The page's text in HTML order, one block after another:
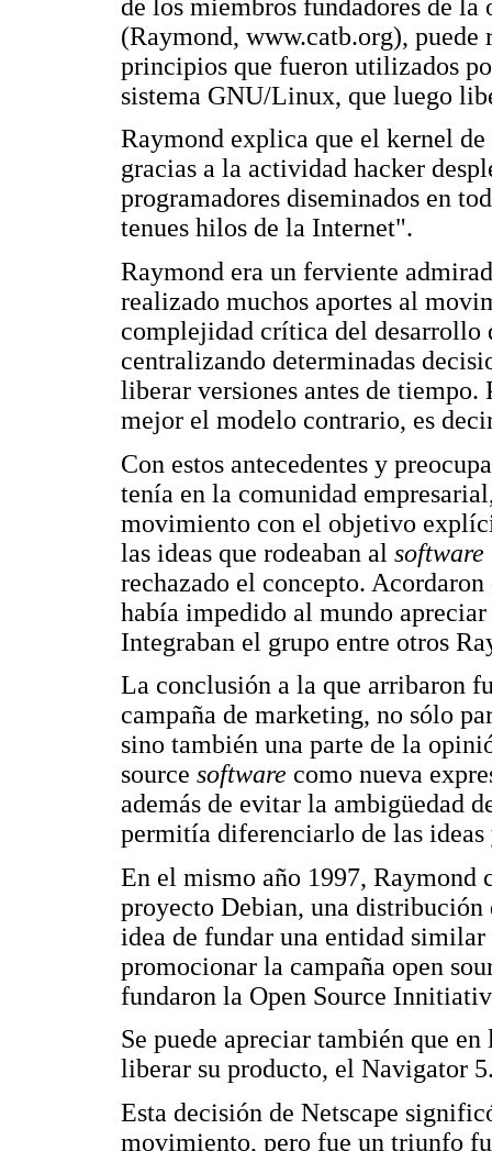
de los miembros fundadores de la
(Raymond, www.catb.org), puede
principios que fueron utilizados
sistema GNU/Linux, que luego
Raymond explica que el kernel
gracias a la actividad hacker
programadores diseminados en
tenues hilos de la Internet".
Raymond era un ferviente
realizado muchos aportes al
complejidad crítica del desarrollo
centralizando determinadas
liberar versiones antes de tiempo.
mejor el modelo contrario, es
Con estos antecedentes y
tenía en la comunidad
movimiento con el objetivo
las ideas que rodeaban al
rechazado el concepto.
había impedido al mundo
Integraban el grupo entre otros
La conclusión a la que arribaron
campaña de marketing, no sólo
sino también una parte de la
source software como nueva
además de evitar la ambigüedad
permitía diferenciarlo de las
En el mismo año 1997, Raymond
proyecto Debian, una
idea de fundar una entidad
promocionar la campaña open
fundaron la Open Source
Se puede apreciar también que
liberar su producto, el Navigator
Esta decisión de Netscape
movimiento, pero fue un triunfo